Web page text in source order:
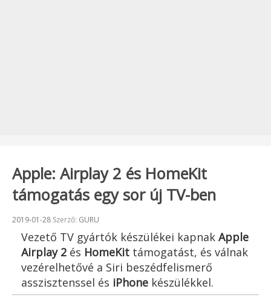
Apple: Airplay 2 és HomeKit
támogatás egy sor új TV-ben
Beküldve:
2019-01-28 Szerző: GURU
Vezető TV gyártók készülékei kapnak Apple
Airplay 2 és HomeKit támogatást, és válnak
vezérelhetővé a Siri beszédfelismerő
asszisztenssel és iPhone készülékkel.